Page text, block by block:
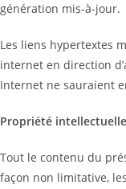
génération mis-à-jour.
Les liens hypertextes
internet en direction
Internet ne sauraient
Propriété
Tout le contenu du
façon non limitative,